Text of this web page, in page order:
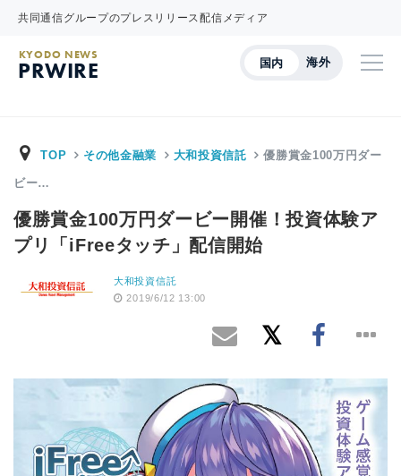
共同通信グループのプレスリリース配信メディア
国内 海外
KYODO NEWS
PRWIRE
TOP その他金融業 大和投資信託 優勝賞金100万円ダー
ビー…
優勝賞金100万円ダービー開催！投資体験ア
プリ「iFreeタッチ」配信開始
大和投資信託
2019/6/12 13:00